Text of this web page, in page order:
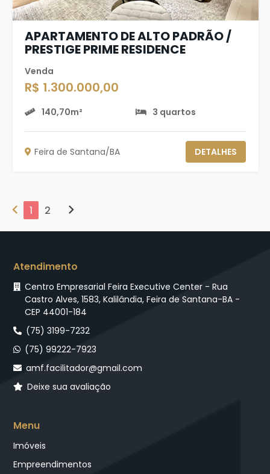
APARTAMENTO DE ALTO PADRÃO /
PRESTIGE PRIME RESIDENCE
Venda
R$ 1.300.000,00
140,70m² 3 quartos
Feira de Santana/BA DETALHES
chevron_left 1 2 chevron_right
Atendimento
Centro Empresarial Feira Executive Center - Rua
Castro Alves, 1583, Kalilândia, Feira de Santana-BA -
CEP 44001-184
(75) 3199-7232
(75) 99222-7923
amf.facilitador@gmail.com
Deixe sua avaliação
Menu
Imóveis
Empreendimentos